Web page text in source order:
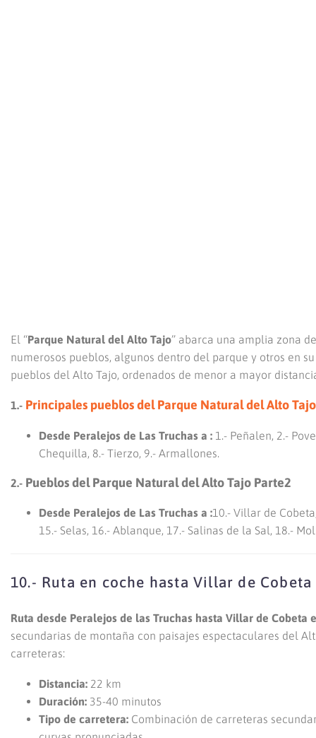
El “Parque Natural del Alto Tajo” abarca una amplia zona
numerosos pueblos, algunos dentro del parque y otros en
pueblos del Alto Tajo, ordenados de menor a mayor
1.- Principales pueblos del Parque Natural del Alto
Desde Peralejos de Las Truchas a : 1.- Peñalen, 2.-
Chequilla, 8.- Tierzo, 9.- Armallones.
2.- Pueblos del Parque Natural del Alto Tajo Parte2
Desde Peralejos de Las Truchas a :10.- Villar de
15.- Selas, 16.- Ablanque, 17.- Salinas de la Sal, 18.-
10.- Ruta en coche hasta Villar de Cobeta
Ruta desde Peralejos de las Truchas hasta Villar de Cobeta
secundarias de montaña con paisajes espectaculares del
carreteras:
Distancia: 22 km
Duración: 35-40 minutos
Tipo de carretera: Combinación de carreteras